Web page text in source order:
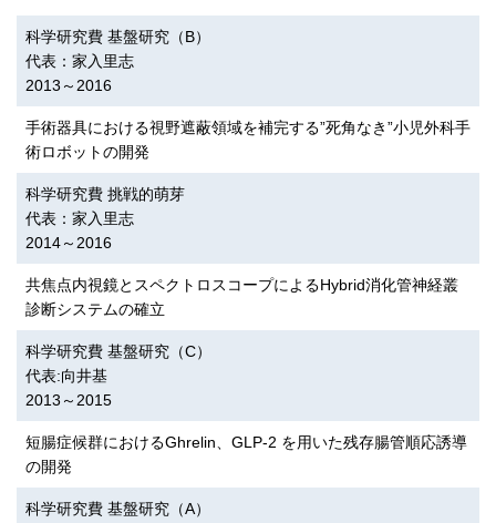
科学研究費 基盤研究（B）
代表：家入里志
2013～2016
手術器具における視野遮蔽領域を補完する”死角なき”小児外科手
術ロボットの開発
科学研究費 挑戦的萌芽
代表：家入里志
2014～2016
共焦点内視鏡とスペクトロスコープによるHybrid消化管神経叢
診断システムの確立
科学研究費 基盤研究（C）
代表:向井基
2013～2015
短腸症候群におけるGhrelin、GLP-2 を用いた残存腸管順応誘導
の開発
科学研究費 基盤研究（A）